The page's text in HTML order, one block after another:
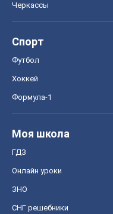
Черкассы
Спорт
Футбол
Хоккей
Формула-1
Моя школа
ГДЗ
Онлайн уроки
ЗНО
СНГ решебники